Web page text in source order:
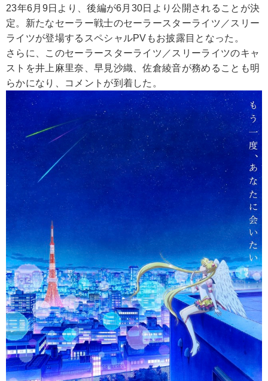
23年6月9日より、後編が6月30日より公開されることが決
定。新たなセーラー戦士のセーラースターライツ／スリー
ライツが登場するスペシャルPVもお披露目となった。
さらに、このセーラースターライツ／スリーライツのキャ
ストを井上麻里奈、早見沙織、佐倉綾音が務めることも明
らかになり、コメントが到着した。